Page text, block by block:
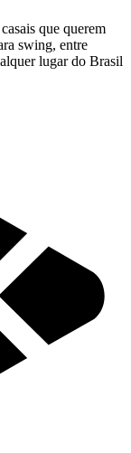
que querem
swing, entre
lugar do Brasil